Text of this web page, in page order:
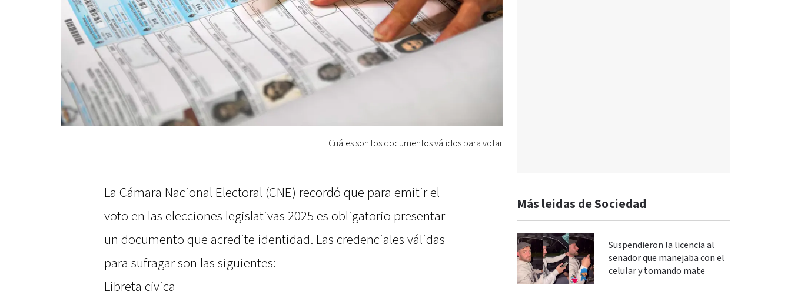
Cuáles son los documentos válidos para votar
La Cámara Nacional Electoral (CNE) recordó que para emitir el
voto en las elecciones legislativas 2025 es obligatorio presentar
un documento que acredite identidad. Las credenciales válidas
para sufragar son las siguientes:
Libreta cívica
Más leidas de Sociedad
Suspendieron la licencia al
senador que manejaba con el
celular y tomando mate